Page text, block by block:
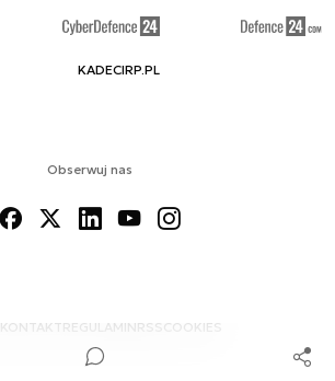
Obserwuj nas
KONTAKTREGULAMINRSS COOKIES
KADECIRP.PL